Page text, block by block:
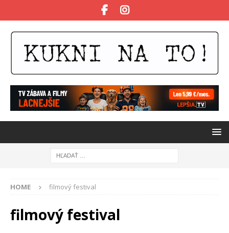
HOME filmový festival
filmový festival